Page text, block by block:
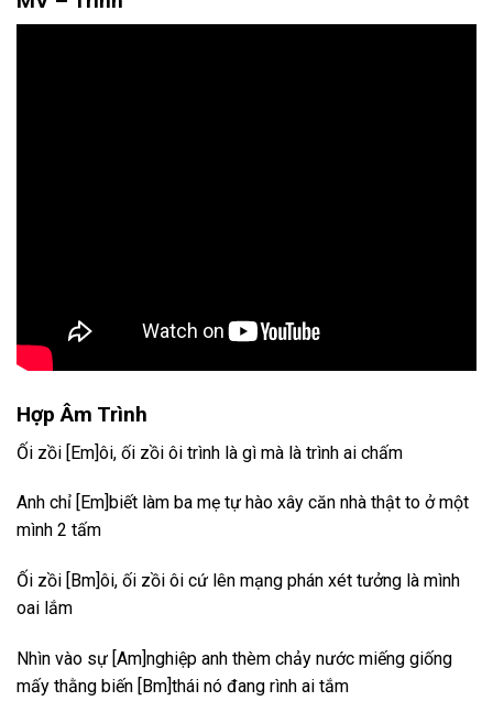
Hợp Âm Trình
Ối zồi [Em]ôi, ối zồi ôi trình là gì mà là trình ai chấm
Anh chỉ [Em]biết làm ba mẹ tự hào xây căn nhà thật to ở một
mình 2 tấm
Ối zồi [Bm]ôi, ối zồi ôi cứ lên mạng phán xét tưởng là mình
oai lắm
Nhìn vào sự [Am]nghiệp anh thèm chảy nước miếng giống
mấy thằng biến [Bm]thái nó đang rình ai tắm